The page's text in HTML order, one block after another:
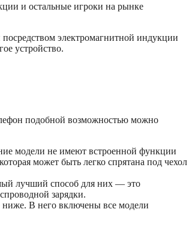
и остальные игроки на рынке
электромагнитной индукции
устройство.
подобной возможностью можно
модели не имеют встроенной функции
может быть легко спрятана под чехол
лучший способ для них — это
зарядки.
ниже. В него включены все модели